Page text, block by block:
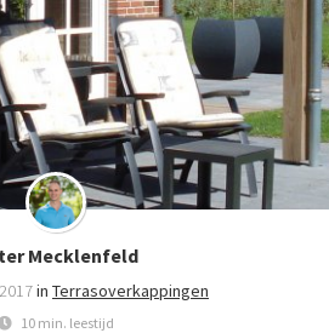
Mecklenfeld
in Terrasoverkappingen
10 min. leestijd